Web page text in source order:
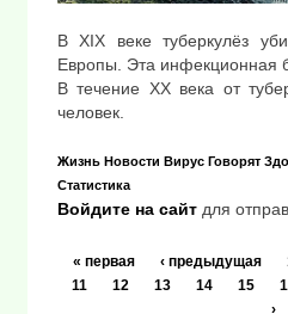
В XIX веке туберкулёз
Европы. Эта инфекционная
В течение XX века от
человек.
Жизнь Новости Вирус Говорят
Статистика
Войдите на сайт для
« первая ‹ предыдущая
11
12 13 14 15
›